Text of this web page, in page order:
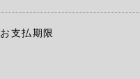
お支払期限